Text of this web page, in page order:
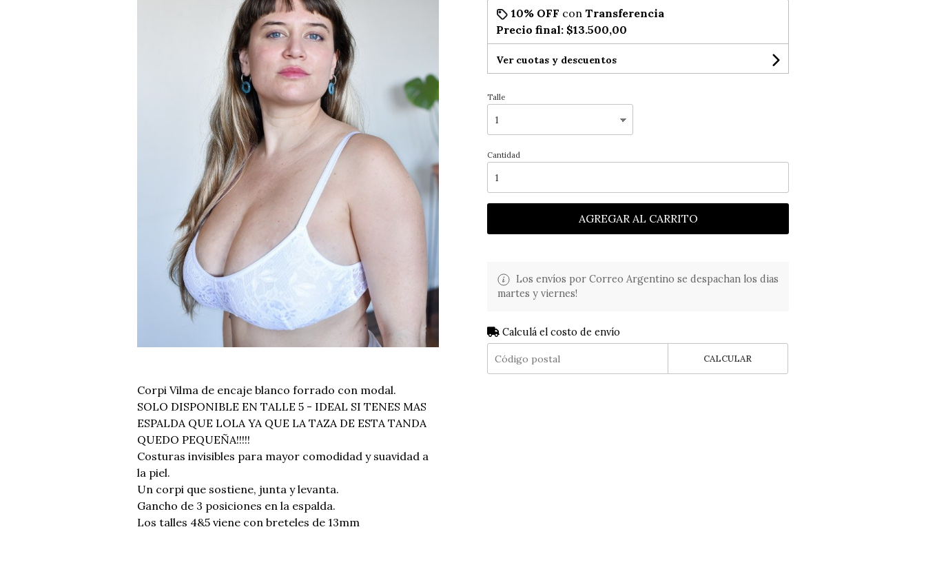
Corpi Vilma de encaje blanco forrado con modal.
SOLO DISPONIBLE EN TALLE 5 - IDEAL SI TENES MAS
ESPALDA QUE LOLA YA QUE LA TAZA DE ESTA TANDA
QUEDO PEQUEÑA!!!!!
Costuras invisibles para mayor comodidad y suavidad a
la piel.
Un corpi que sostiene, junta y levanta.
Gancho de 3 posiciones en la espalda.
Los talles 4&5 viene con breteles de 13mm
10% OFF con Transferencia
Precio final: $13.500,00
Ver cuotas y descuentos
Talle
Cantidad
AGREGAR AL CARRITO
Los envíos por Correo Argentino se despachan los dias
martes y viernes!
Calculá el costo de envío
CALCULAR